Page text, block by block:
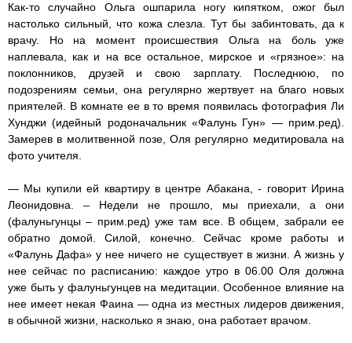
Как-то случайно Ольга ошпарила ногу кипятком, ожог был
настолько сильный, что кожа слезла. Тут бы забинтовать, да к
врачу. Но на момент происшествия Ольга на боль уже
наплевала, как и на все остальное, мирское и «грязное»: на
поклонников, друзей и свою зарплату. Последнюю, по
подозрениям семьи, она регулярно жертвует на благо новых
приятелей. В комнате ее в то время появилась фотография Ли
Хунджи (идейный родоначальник «Фалунь Гун» — прим.ред).
Замерев в молитвенной позе, Оля регулярно медитировала на
фото учителя.
— Мы купили ей квартиру в центре Абакана, - говорит Ирина
Леонидовна. – Недели не прошло, мы приехали, а они
(фалуньгунцы – прим.ред) уже там все. В общем, забрали ее
обратно домой. Силой, конечно. Сейчас кроме работы и
«Фалунь Дафа» у нее ничего не существует в жизни. А жизнь у
нее сейчас по расписанию: каждое утро в 06.00 Оля должна
уже быть у фалуньгунцев на медитации. Особенное влияние на
нее имеет некая Фаина — одна из местных лидеров движения,
в обычной жизни, насколько я знаю, она работает врачом.